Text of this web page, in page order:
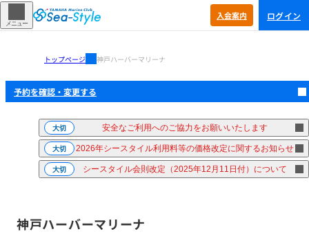
メニュー
入会案内 ログイン
トップページ 神戸ハーバーマリーナ
予約を確認・ 変更する
大切 安全なご利用へのご協力をお願いいたします
大切 2026年シースタイル利用料等の価格改定に関するお知らせ
大切 シースタイル会則改定（2025年12月11日付）について
神戸ハーバーマリーナ